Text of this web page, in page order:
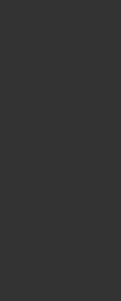
leírásában •
az
áll (
https://
a Szaknyelvi Intézet
előadások sorába. A
https://
alkalmazhatosag-i//